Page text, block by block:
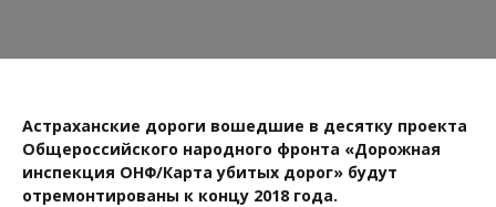
Астраханские дороги вошедшие в десятку проекта
Общероссийского народного фронта «Дорожная
инспекция ОНФ/Карта убитых дорог» будут
отремонтированы к концу 2018 года.